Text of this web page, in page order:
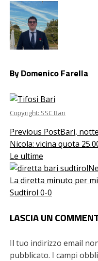
By Domenico Farella
Copyright: SSC Bari
Previous PostBari,
Nicola: vicina quota
Le ultime
La diretta minuto per
Sudtirol 0-0
LASCIA UN
Il tuo indirizzo email
pubblicato. I campi